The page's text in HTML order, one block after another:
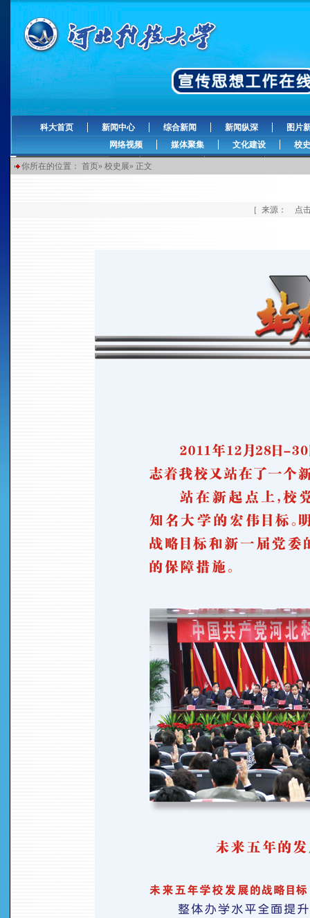
科大首页 新闻中心 综合新闻 新闻纵深
图片
网络视频
媒体聚集 文化建设 校
你所在的位置： 首页» 校史展» 正文
［ 来源： 点